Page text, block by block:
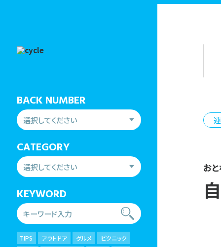
お
BACK NUMBER
CATEGORY
KEYWORD
TIPS アウトドア グルメ
ピクニック